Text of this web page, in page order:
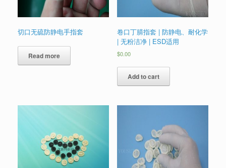
切口无硫防静电手指套
Read more
卷口丁腈指套 | 防静电、耐化学
| 无粉洁净 | ESD适用
$0.00
Add to cart